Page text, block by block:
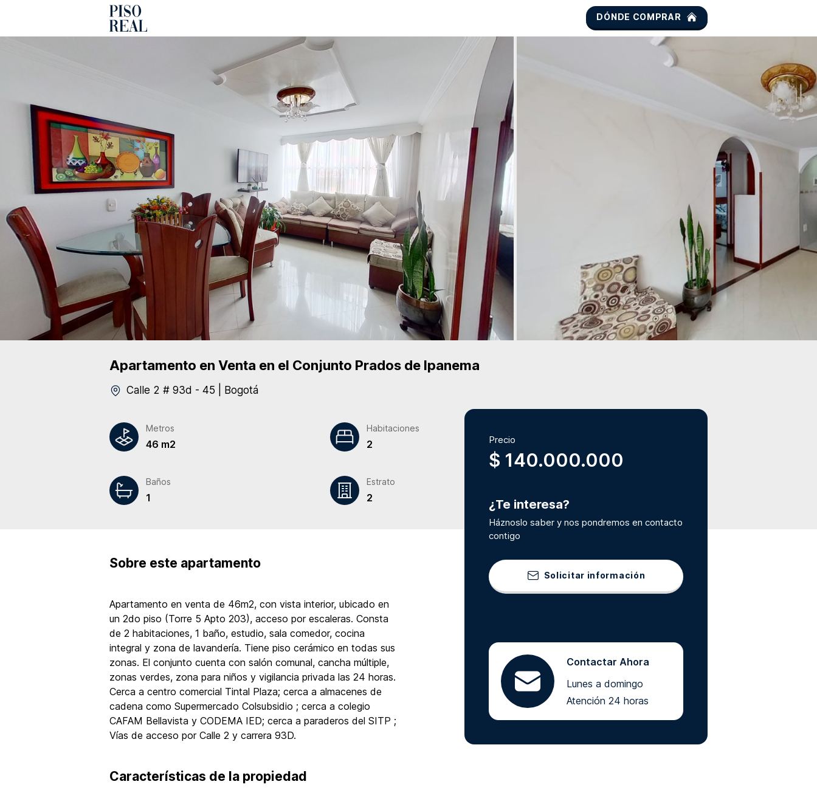
DÓNDE COMPRAR
Apartamento en Venta en el Conjunto Prados de Ipanema
Calle 2 # 93d - 45 Bogotá
Metros
46 m2
Habitaciones
2
Baños
1
Estrato
2
Sobre este apartamento
Apartamento en venta de 46m2, con vista interior, ubicado en
un 2do piso (Torre 5 Apto 203), acceso por escaleras. Consta
de 2 habitaciones, 1 baño, estudio, sala comedor, cocina
integral y zona de lavandería. Tiene piso cerámico en todas sus
zonas. El conjunto cuenta con salón comunal, cancha múltiple,
zonas verdes, zona para niños y vigilancia privada las 24 horas.
Cerca a centro comercial Tintal Plaza; cerca a almacenes de
cadena como Supermercado Colsubsidio ; cerca a colegio
CAFAM Bellavista y CODEMA IED; cerca a paraderos del SITP ;
Vías de acceso por Calle 2 y carrera 93D.
Características de la propiedad
Precio
$ 140.000.000
¿Te interesa?
Háznoslo saber y nos pondremos en contacto
contigo
Solicitar información
Contactar Ahora
Lunes a domingo
Atención 24 horas